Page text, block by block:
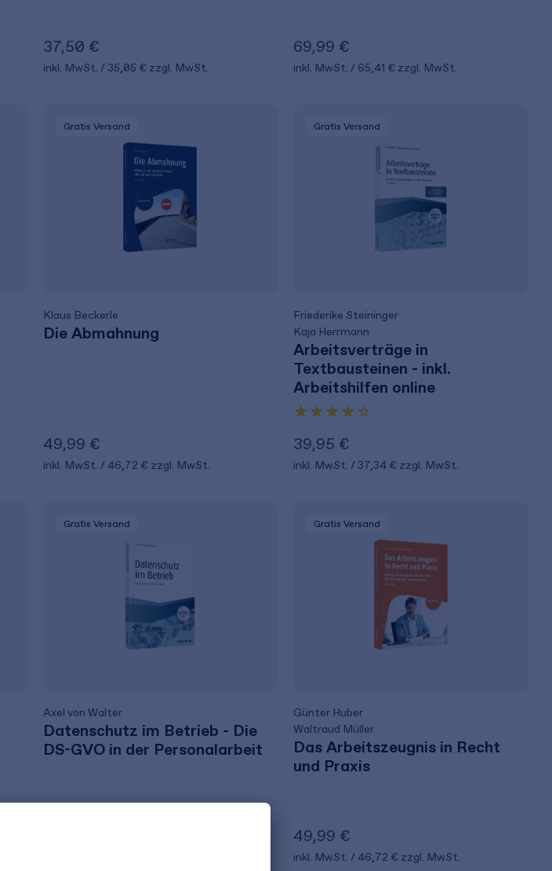
37,50 €
inkl. MwSt. 35,05 € zzgl. MwSt.
69,99 €
inkl. MwSt. 65,41 € zzgl. MwSt.
Gratis Versand
Klaus Beckerle
Die Abmahnung
49,99 €
inkl. MwSt. 46,72 € zzgl. MwSt.
Gratis Versand
Friederike Steininger
Kaja Herrmann
Arbeitsverträge in
Textbausteinen - inkl.
Arbeitshilfen online
39,95 €
inkl. MwSt. 37,34 € zzgl. MwSt.
Gratis Versand
Axel von Walter
Datenschutz im Betrieb - Die
DS-GVO in der Personalarbeit
Gratis Versand
Günter Huber
Waltraud Müller
Das Arbeitszeugnis in Recht
und Praxis
49,99 €
inkl. MwSt. 46,72 € zzgl. MwSt.